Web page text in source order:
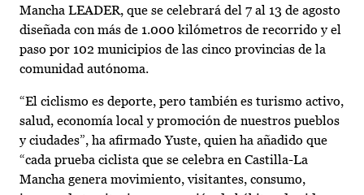
Mancha LEADER, que se celebrará del 7 al 13 de agosto
diseñada con más de 1.000 kilómetros de recorrido y el
paso por 102 municipios de las cinco provincias de la
comunidad autónoma.
“El ciclismo es deporte, pero también es turismo activo,
salud, economía local y promoción de nuestros pueblos
y ciudades”, ha afirmado Yuste, quien ha añadido que
“cada prueba ciclista que se celebra en Castilla-La
Mancha genera movimiento, visitantes, consumo,